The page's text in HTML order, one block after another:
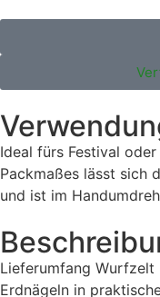
Ideal fürs Festival
Packmaßes lässt sich
und ist im
Lieferumfang Wurfzelt
Erdnägeln in